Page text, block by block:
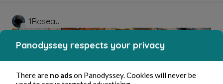
1Roseau
Panodyssey respects your privacy
There are no adson Panodyssey. Cookies will never be